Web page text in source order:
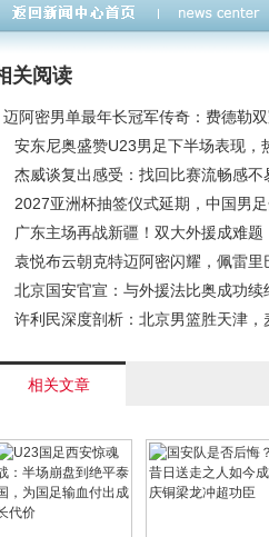
，东契奇禁赛引忧虑
关阅读
迈阿密男单最年长冠军传奇：费德勒
横跨十三年！< /a>
安东尼奥盛赞U23男足下半场表现，
人备战亚运< /a>
杰威谈复出感受：找回比赛流畅感不
限影响节奏< /a>
2027亚洲杯抽签仪式延期，中国男
广东主场再战新疆！双大外援成难题
球队复仇？< /a>
袁悦布云朝克特迈阿密闪耀，佩雷里
文破局< /a>
北京国安官宣：与外援法比奥成功续
< /a>
许利民深度剖析：北京男篮胜天津，
相关文章